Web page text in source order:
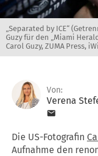
„Separated by ICE“
Guzy für den „Miami
Carol Guzy, ZUMA Press,
Von:
Verena
Die US-Fotografin
Aufnahme den